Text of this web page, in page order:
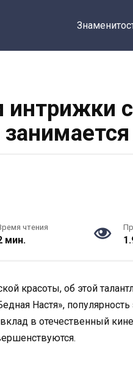
интрижки
чтения
мин.
красоты, об этой
Настя»,
в отечественный